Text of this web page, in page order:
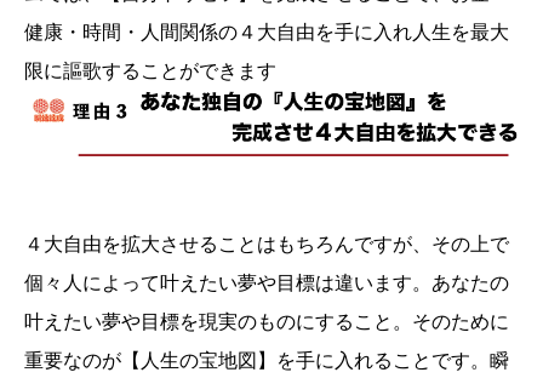
健康・時間・人間関係の４大自由を手に入れ人生を最大
限に謳歌することができます
４大自由を拡大させることはもちろんですが、その上で
個々人によって叶えたい夢や目標は違います。あなたの
叶えたい夢や目標を現実のものにすること。そのために
重要なのが【人生の宝地図】を手に入れることです。瞬